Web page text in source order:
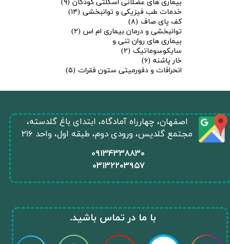
بیماری های عضلانی اسکلتی کودکان (۹)
خدمات طب فیزیکی و توانبخشی (۱۴)
کف پای صاف (۸)
توانبخشی و درمان بیماری ام اس (۲)
بیماری های روان تنی و
سایکوسوماتیک (۲)
خار پاشنه (۶)
انحرافات و دفورمیتی ستون فقرات (۵)
​۰۹۱۳۴۳۳۸۸۳۰
۰۳۱۳۲۲۰۳۹۵۷
​اصفهان، چهارراه آمادگاه، ابتدای باغ گلدسته،
مجتمع گلدیس، ورودی دوم، طبقه اول، واحد ۲۱۶
​با ما در تماس باشید.​​​​​​​